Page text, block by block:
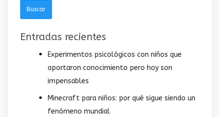
Entradas recientes
Experimentos psicológicos con niños que
aportaron conocimiento pero hoy son
impensables
Minecraft para niños: por qué sigue siendo un
fenómeno mundial